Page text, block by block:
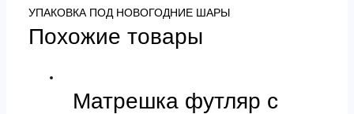
шары
(готовая
УПАКОВКА ПОД НОВОГОДНИЕ ШАРЫ
Похожие товары
Матрешка футляр с